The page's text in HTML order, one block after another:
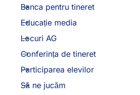
Banca pentru tineret
Educație media
Locuri AG
Conferința de tineret
Participarea elevilor
Să ne jucăm